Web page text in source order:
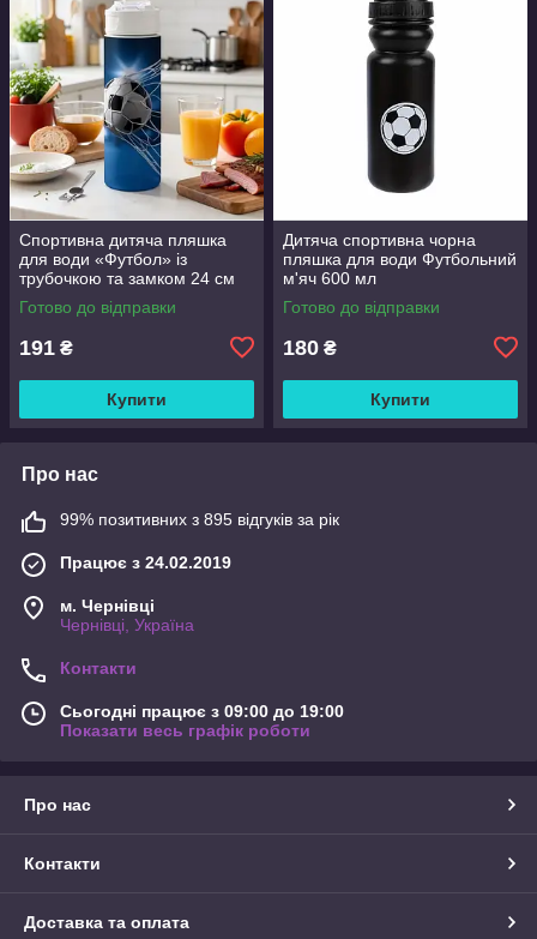
Спортивна дитяча пляшка
для води «Футбол» із
трубочкою та замком 24 см
750 мл
Готово до відправки
191 ₴
Купити
Дитяча спортивна чорна
пляшка для води Футбольний
м'яч 600 мл
Готово до відправки
180 ₴
Купити
Про нас
99% позитивних з 895 відгуків за рік
Працює з 24.02.2019
м. Чернівці
Чернівці, Україна
Контакти
Сьогодні працює з 09:00 до 19:00
Показати весь графік роботи
Про нас
Контакти
Доставка та оплата